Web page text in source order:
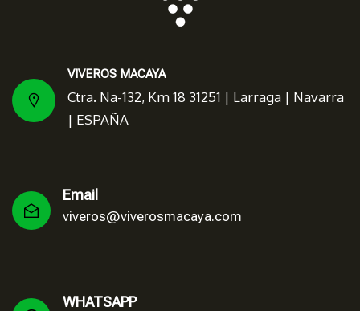
VIVEROS MACAYA
Ctra. Na-132, Km 18 31251 | Larraga | Navarra
| ESPAÑA
Email
viveros@viverosmacaya.com
WHATSAPP